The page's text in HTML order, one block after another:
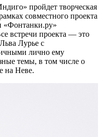
пройдет творческая
совместного проекта
«Фонтанки.ру»
встречи проекта — это
Лурье с
лично ему
темы, в том числе о
на Неве.